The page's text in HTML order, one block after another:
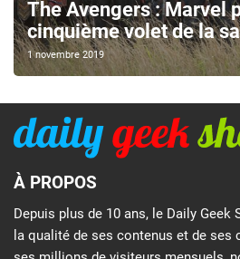
The Avengers : Marvel
cinquième volet de la
1 novembre 2019
À PROPOS
Depuis plus de 10 ans, le Daily Geek
la qualité de ses contenus et de ses